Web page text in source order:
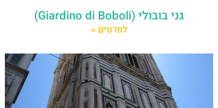
גני בובולי (Giardino di Boboli)
לפרטים »